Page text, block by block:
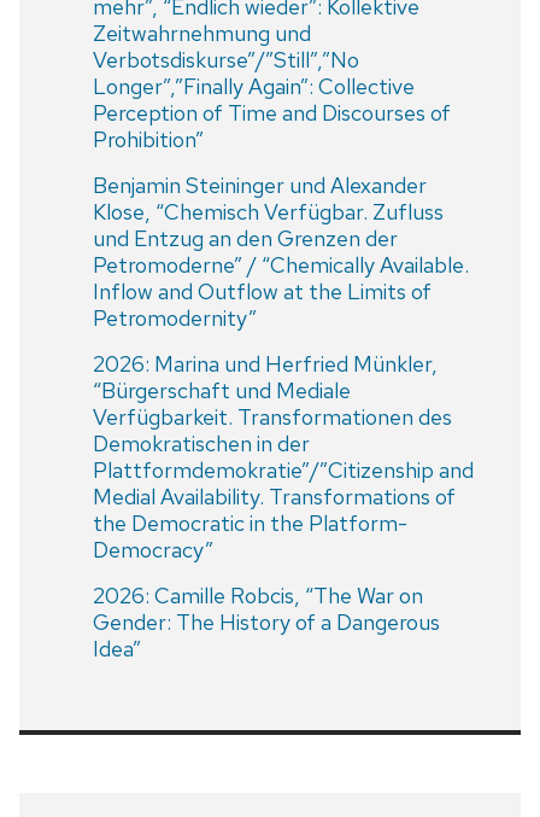
mehr”, “Endlich wieder”: Kollektive
Zeitwahrnehmung und
Verbotsdiskurse”/”Still”,”No
Longer”,”Finally Again”: Collective
Perception of Time and Discourses of
Prohibition”
Benjamin Steininger und Alexander
Klose, “Chemisch Verfügbar. Zufluss
und Entzug an den Grenzen der
Petromoderne” / “Chemically Available.
Inflow and Outflow at the Limits of
Petromodernity”
2026: Marina und Herfried Münkler,
“Bürgerschaft und Mediale
Verfügbarkeit. Transformationen des
Demokratischen in der
Plattformdemokratie”/”Citizenship and
Medial Availability. Transformations of
the Democratic in the Platform-
Democracy”
2026: Camille Robcis, “The War on
Gender: The History of a Dangerous
Idea”